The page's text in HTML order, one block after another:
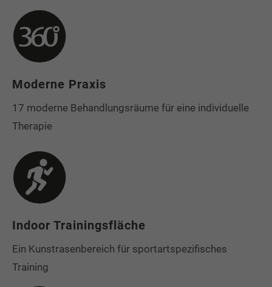
Moderne Praxis
17 moderne Behandlungsräume für eine individuelle
Therapie
Indoor Trainingsfläche
Ein Kunstrasenbereich für sportartspezifisches
Training